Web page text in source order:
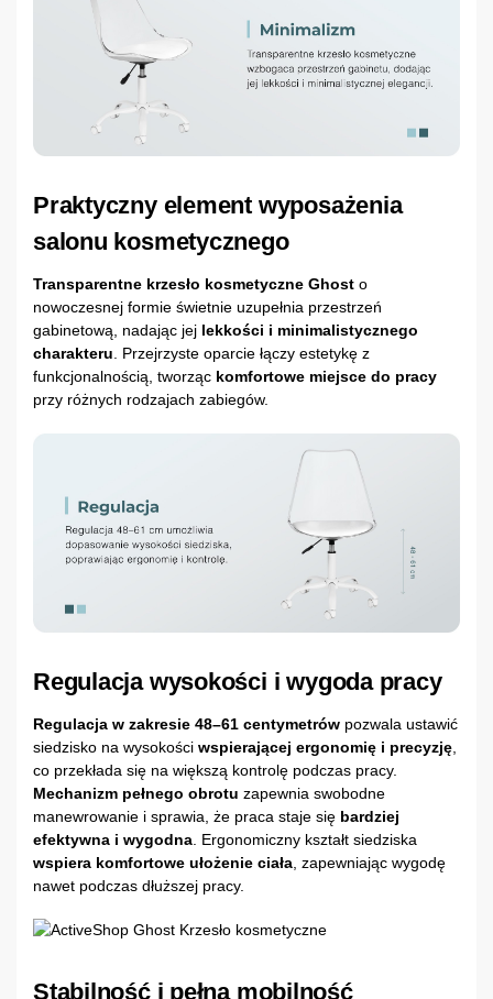
Praktyczny element wyposażenia
salonu kosmetycznego
Transparentne krzesło kosmetyczne Ghost o
nowoczesnej formie świetnie uzupełnia przestrzeń
gabinetową, nadając jej lekkości i minimalistycznego
charakteru. Przejrzyste oparcie łączy estetykę z
funkcjonalnością, tworząc komfortowe miejsce do pracy
przy różnych rodzajach zabiegów.
Regulacja wysokości i wygoda pracy
Regulacja w zakresie 48–61 centymetrów pozwala ustawić
siedzisko na wysokości wspierającej ergonomię i precyzję
co przekłada się na większą kontrolę podczas pracy.
Mechanizm pełnego obrotu zapewnia swobodne
manewrowanie i sprawia, że praca staje się bardziej
efektywna i wygodna . Ergonomiczny kształt siedziska
wspiera komfortowe ułożenie ciała , zapewniając wygodę
nawet podczas dłuższej pracy.
Stabilność i pełna mobilność